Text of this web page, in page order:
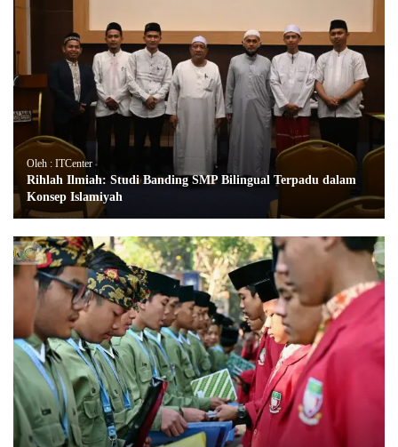
Oleh : ITCenter
Rihlah Ilmiah: Studi Banding SMP Bilingual Terpadu dalam
Konsep Islamiyah